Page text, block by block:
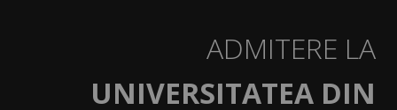
Direcții de cercetare și teme de cercetare
Plan de cercetare
ADMITERE LA
UNIVERSITATEA DIN